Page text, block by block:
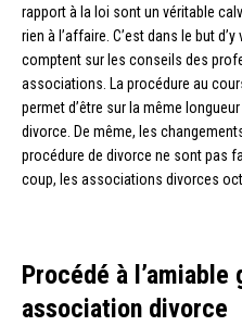
rapport à la loi sont un véritable
rien à l’affaire. C’est dans le but
comptent sur les conseils des
associations. La procédure au
permet d’être sur la même
divorce. De même, les
procédure de divorce ne sont pas
coup, les associations divorces
Procédé à l’amiable
association divorce